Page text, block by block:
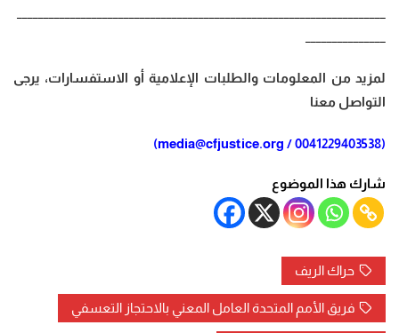
لمزيد من المعلومات والطلبات الإعلامية أو الاستفسارات، يرجى
التواصل معنا
(0041229403538 / media@cfjustice.org)
شارك هذا الموضوع
حراك الريف
فريق الأمم المتحدة العامل المعني بالاحتجاز التعسفي